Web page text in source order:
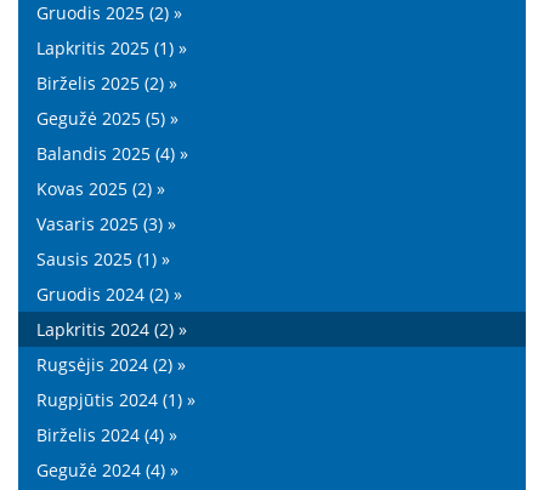
Gruodis 2025 (2) »
Lapkritis 2025 (1) »
Birželis 2025 (2) »
Gegužė 2025 (5) »
Balandis 2025 (4) »
Kovas 2025 (2) »
Vasaris 2025 (3) »
Sausis 2025 (1) »
Gruodis 2024 (2) »
Lapkritis 2024 (2) »
Rugsėjis 2024 (2) »
Rugpjūtis 2024 (1) »
Birželis 2024 (4) »
Gegužė 2024 (4) »